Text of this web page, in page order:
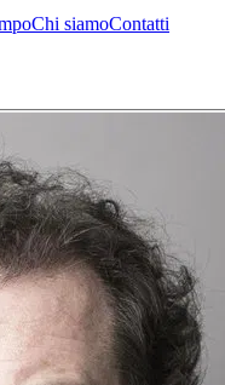
Chi siamoContatti